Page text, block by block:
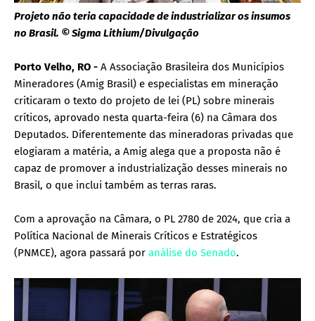
Projeto não teria capacidade de industrializar os insumos
no Brasil. © Sigma Lithium/Divulgação
Porto Velho, RO - A Associação Brasileira dos Municípios
Mineradores (Amig Brasil) e especialistas em mineração
criticaram o texto do projeto de lei (PL) sobre minerais
críticos, aprovado nesta quarta-feira (6) na Câmara dos
Deputados. Diferentemente das mineradoras privadas que
elogiaram a matéria, a Amig alega que a proposta não é
capaz de promover a industrialização desses minerais no
Brasil, o que inclui também as terras raras.
Com a aprovação na Câmara, o PL 2780 de 2024, que cria a
Política Nacional de Minerais Críticos e Estratégicos
(PNMCE), agora passará por análise do Senado.